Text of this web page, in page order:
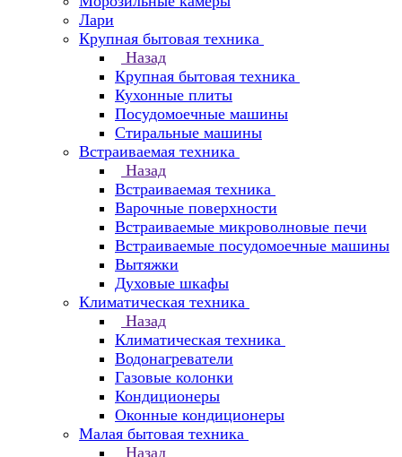
Лари
Крупная бытовая техника
Назад
Крупная бытовая техника
Кухонные плиты
Посудомоечные машины
Стиральные машины
Встраиваемая техника
Назад
Встраиваемая техника
Варочные поверхности
Встраиваемые микроволновые печи
Встраиваемые посудомоечные машины
Вытяжки
Духовые шкафы
Климатическая техника
Назад
Климатическая техника
Водонагреватели
Газовые колонки
Кондиционеры
Оконные кондиционеры
Малая бытовая техника
Назад